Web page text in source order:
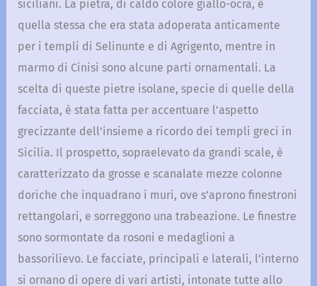
siciliani. La pietra, di caldo colore giallo-ocra, è
quella stessa che era stata adoperata anticamente
per i templi di Selinunte e di Agrigento, mentre in
marmo di Cinisi sono alcune parti ornamentali. La
scelta di queste pietre isolane, specie di quelle della
facciata, è stata fatta per accentuare l’aspetto
grecizzante dell’insieme a ricordo dei templi greci in
Sicilia. Il prospetto, sopraelevato da grandi scale, è
caratterizzato da grosse e scanalate mezze colonne
doriche che inquadrano i muri, ove s’aprono finestroni
rettangolari, e sorreggono una trabeazione. Le finestre
sono sormontate da rosoni e medaglioni a
bassorilievo. Le facciate, principali e laterali, l’interno
si ornano di opere di vari artisti, intonate tutte allo